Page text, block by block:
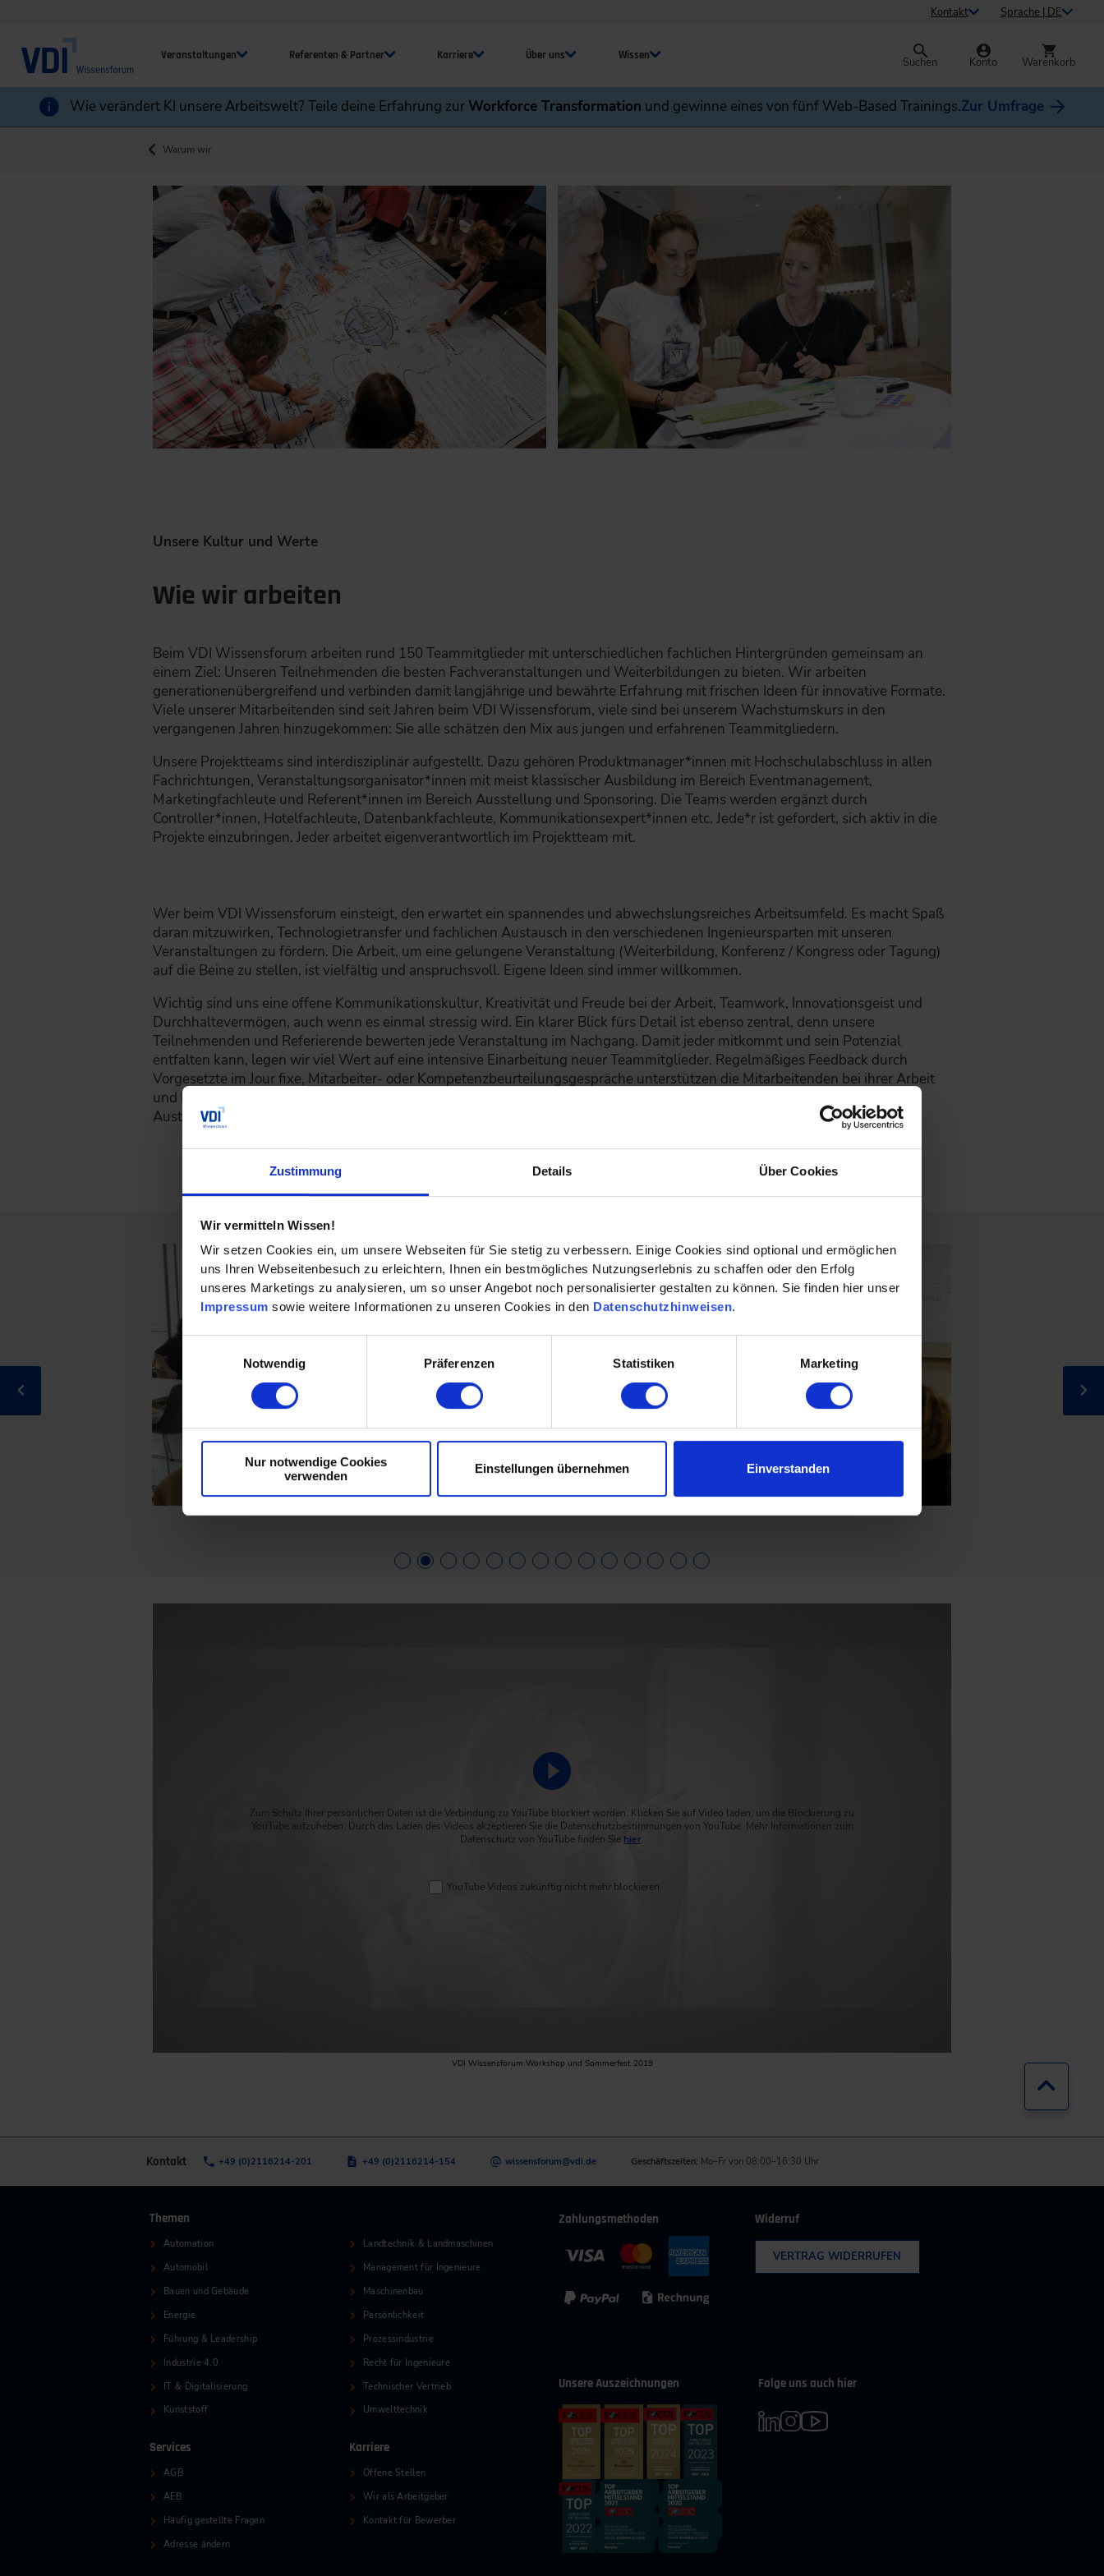
Zustimmung Details Über Cookies
Wir vermitteln Wissen!
Wir setzen Cookies ein, um unsere Webseiten für Sie stetig zu verbessern. Einige Cookies sind optional und ermöglichen
uns Ihren Webseitenbesuch zu erleichtern, Ihnen ein bestmögliches Nutzungserlebnis zu schaffen oder den Erfolg
unseres Marketings zu analysieren, um so unser Angebot noch personalisierter gestalten zu können. Sie finden hier unser
Impressum sowie weitere Informationen zu unseren Cookies in den Datenschutzhinweisen.
Notwendig
Präferenzen Statistiken Marketing
Nur notwendige Cookies
verwenden
Einstellungen übernehmen Einverstanden
Kontakt Sprache | DE
Veranstaltungen Referenten & Partner Karriere Über uns Wissen Suchen Konto Warenkorb
Wie verändert KI unsere Arbeitswelt? Teile deine Erfahrung zurWorkforce Transformation und gewinne eines von fünf Web-Based Trainings.Zur Umfrage
Warum wir
Unsere Kultur und Werte
Wie wir arbeiten
Beim VDI Wissensforum arbeiten rund 150 Teammitglieder mit unterschiedlichen fachlichen Hintergründen gemeinsam an
einem Ziel: Unseren Teilnehmenden die besten Fachveranstaltungen und Weiterbildungen zu bieten. Wir arbeiten
generationenübergreifend und verbinden damit langjährige und bewährte Erfahrung mit frischen Ideen für innovative Formate.
Viele unserer Mitarbeitenden sind seit Jahren beim VDI Wissensforum, viele sind bei unserem Wachstumskurs in den
vergangenen Jahren hinzugekommen: Sie alle schätzen den Mix aus jungen und erfahrenen Teammitgliedern.
Unsere Projektteams sind interdisziplinär aufgestellt. Dazu gehören Produktmanager*innen mit Hochschulabschluss in allen
Fachrichtungen, Veranstaltungsorganisator*innen mit meist klassischer Ausbildung im Bereich Eventmanagement,
Marketingfachleute und Referent*innen im Bereich Ausstellung und Sponsoring. Die Teams werden ergänzt durch
Controller*innen, Hotelfachleute, Datenbankfachleute, Kommunikationsexpert*innen etc. Jede*r ist gefordert, sich aktiv in die
Projekte einzubringen. Jeder arbeitet eigenverantwortlich im Projektteam mit.
Wer beim VDI Wissensforum einsteigt, den erwartet ein spannendes und abwechslungsreiches Arbeitsumfeld. Es macht Spaß
daran mitzuwirken, Technologietransfer und fachlichen Austausch in den verschiedenen Ingenieursparten mit unseren
Veranstaltungen zu fördern. Die Arbeit, um eine gelungene Veranstaltung (Weiterbildung, Konferenz / Kongress oder Tagung)
auf die Beine zu stellen, ist vielfältig und anspruchsvoll. Eigene Ideen sind immer willkommen.
Wichtig sind uns eine offene Kommunikationskultur, Kreativität und Freude bei der Arbeit, Teamwork, Innovationsgeist und
Durchhaltevermögen, auch wenn es einmal stressig wird. Ein klarer Blick fürs Detail ist ebenso zentral, denn unsere
Teilnehmenden und Referierende bewerten jede Veranstaltung im Nachgang. Damit jeder mitkommt und sein Potenzial
entfalten kann, legen wir viel Wert auf eine intensive Einarbeitung neuer Teammitglieder. Regelmäßiges Feedback durch
Vorgesetzte im Jour fixe, Mitarbeiter- oder Kompetenzbeurteilungsgespräche unterstützen die Mitarbeitenden bei ihrer Arbeit
und beruflichen Weiterentwicklung. Darüber hinaus unterstützen diverse interne Angebote den abteilungsübergreifenden
Austausch unserer Projektteams.
Zum Schutz Ihrer persönlichen Daten ist die Verbindung zu YouTube blockiert worden. Klicken Sie auf Video laden, um die Blockierung zu
YouTube aufzuheben. Durch das Laden des Videos akzeptieren Sie die Datenschutzbestimmungen von YouTube. Mehr Informationen zum
Datenschutz von YouTube finden Sie hier.
YouTube Videos zukünftig nicht mehr blockieren.
VDI Wissensforum Workshop und Sommerfest 2019
Kontakt +49 (0)2116214-201 +49 (0)2116214-154 wissensforum@vdi.de Geschäftszeiten: Mo–Fr von 08:00–16:30 Uhr
Themen
Automation
Automobil
Bauen und Gebäude
Energie
Führung & Leadership
Industrie 4.0
IT & Digitalisierung
Kunststoff
Landtechnik & Landmaschinen
Management für Ingenieure
Maschinenbau
Persönlichkeit
Prozessindustrie
Recht für Ingenieure
Technischer Vertrieb
Umwelttechnik
Services
AGB
AEB
Häufig gestellte Fragen
Adresse ändern
Karriere
Offene Stellen
Wir als Arbeitgeber
Kontakt für Bewerber
Zahlungsmethoden Widerruf
VERTRAG WIDERRUFEN
Unsere Auszeichnungen Folge uns auch hier